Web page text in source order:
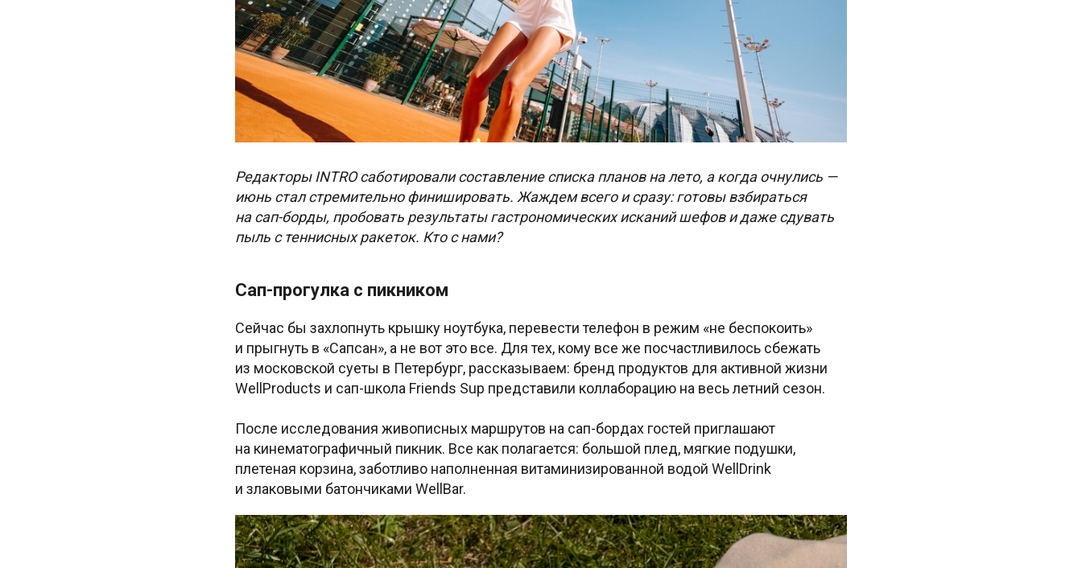
Редакторы INTRO саботировали составление списка планов на лето, а когда очнулись —
июнь стал стремительно финишировать. Жаждем всего и сразу: готовы взбираться
на сап-борды, пробовать результаты гастрономических исканий шефов и даже сдувать
пыль с теннисных ракеток. Кто с нами?
Сап-прогулка с пикником
Сейчас бы захлопнуть крышку ноутбука, перевести телефон в режим «не беспокоить»
и прыгнуть в «Сапсан», а не вот это все. Для тех, кому все же посчастливилось сбежать
из московской суеты в Петербург, рассказываем: бренд продуктов для активной жизни
WellProducts и сап-школа Friends Sup представили коллаборацию на весь летний сезон.
После исследования живописных маршрутов на сап-бордах гостей приглашают
на кинематографичный пикник. Все как полагается: большой плед, мягкие подушки,
плетеная корзина, заботливо наполненная витаминизированной водой WellDrink
и злаковыми батончиками WellBar.